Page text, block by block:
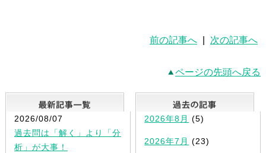
前の記事へ 次の記事へ
ページの先頭へ戻る
最新記事一覧
2026/08/07
過去問は「解く」より「分
析」が大事！
2026年8月 (5)
2026年7月 (23)